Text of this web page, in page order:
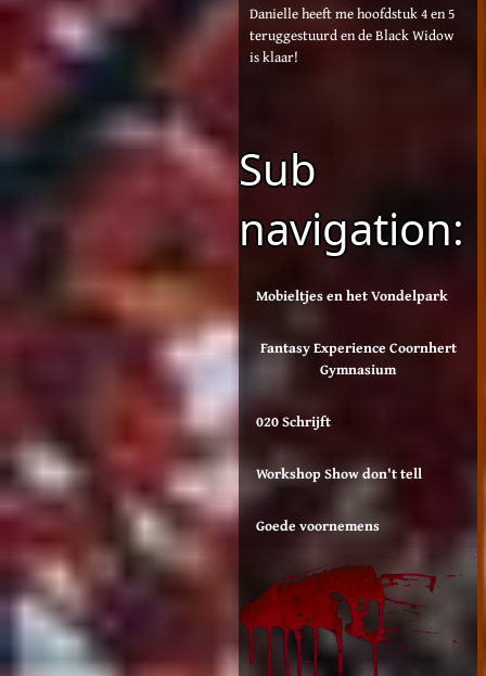
Danielle heeft me hoofdstuk 4 en 5
teruggestuurd en de Black Widow
is klaar!
Sub
navigation:
Mobieltjes en het Vondelpark
Fantasy Experience Coornhert
Gymnasium
020 Schrijft
Workshop Show don't tell
Goede voornemens